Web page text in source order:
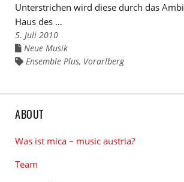
Unterstrichen wird diese durch das
Haus des …
5. Juli 2010
Links
den
Neue Musik
Links
Ensemble Plus, Vorarlberg
ABOUT
Was ist mica – music austria?
Team